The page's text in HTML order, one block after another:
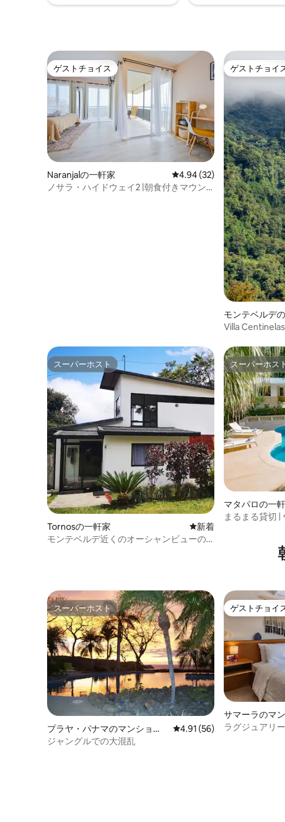
ゲストチョイス
ゲストチョイス
Naranjalの一軒家 レビュー32件、5つ星中
4.94 (32)
ノサラ・ハイドウェイ2 |朝食付きマウン
ゲストチョイ
ゲストチョイ
モンテベルデ
Villa Centinelas
スーパーホスト
スーパーホスト
Tornosの一軒家 新しい宿泊先
新着
モンテベルデ近くのオーシャンビューの
スーパーホスト
スーパーホス
マタパロの一
まるまる貸切 |
スーパーホスト
スーパーホスト
プラヤ・パナマのマンショ
ン・アパート
レビュー56件、5つ星中
4.91 (56)
ジャングルでの大混乱
ゲストチョイ
ゲストチョイ
サマーラのマ
ト
ラグジュアリ